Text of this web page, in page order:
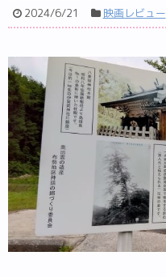
2024/6/21 映画レビュー